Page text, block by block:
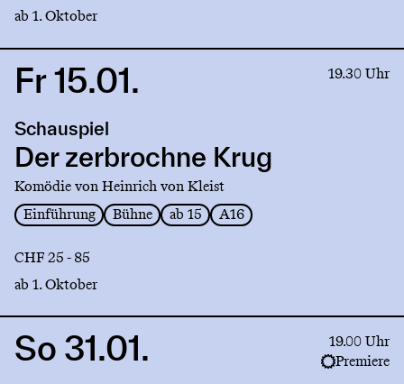
ab 1. Oktober
Link
Der
zerbrochne
Krug
Fr 15.01. 19.30 Uhr
Schauspiel
Der zerbrochne Krug
Komödie von Heinrich von Kleist
Einführung
Bühne ab 15 A16
CHF 25 - 85
ab 1. Oktober
LinkSo 31.01.
19.00 Uhr
Premiere